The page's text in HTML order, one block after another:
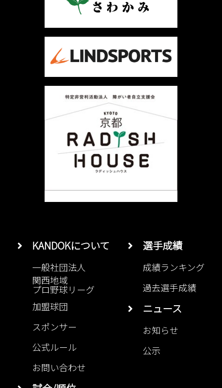
KANDOKについて
一般社団法人
関西地域
プロ野球リーグ
加盟球団
スポンサー
公式ルール
お問い合わせ
選手成績
成績ランキング
過去選手成績
ニュース
お知らせ
公示